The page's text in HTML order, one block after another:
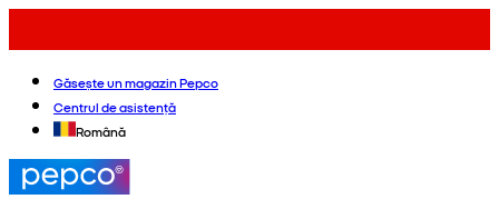
Găsește un magazin Pepco
Centrul de asistență
Română